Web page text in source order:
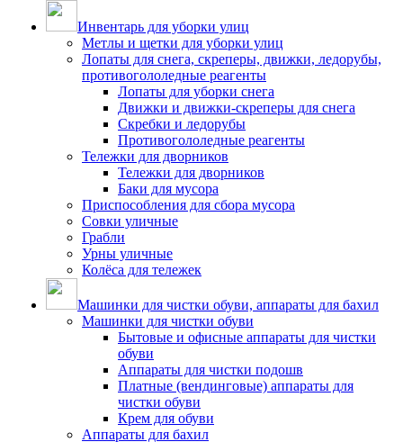
Инвентарь для уборки улиц
Метлы и щетки для уборки улиц
Лопаты для снега, скреперы, движки, ледорубы,
противогололедные реагенты
Лопаты для уборки снега
Движки и движки-скреперы для снега
Скребки и ледорубы
Противогололедные реагенты
Тележки для дворников
Тележки для дворников
Баки для мусора
Приспособления для сбора мусора
Совки уличные
Грабли
Урны уличные
Колёса для тележек
Машинки для чистки обуви, аппараты для бахил
Машинки для чистки обуви
Бытовые и офисные аппараты для чистки
обуви
Аппараты для чистки подошв
Платные (вендинговые) аппараты для
чистки обуви
Крем для обуви
Аппараты для бахил